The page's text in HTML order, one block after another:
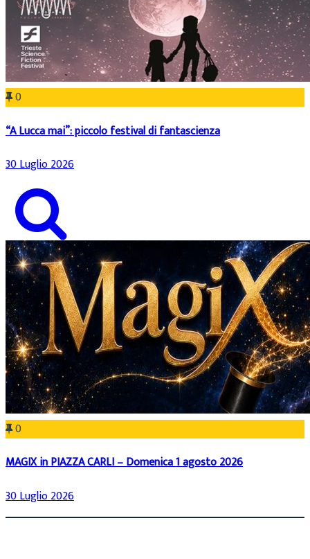
0
“A Lucca mai”: piccolo festival di fantascienza
30 Luglio 2026
0
MAGIX in PIAZZA CARLI – Domenica 1 agosto 2026
30 Luglio 2026